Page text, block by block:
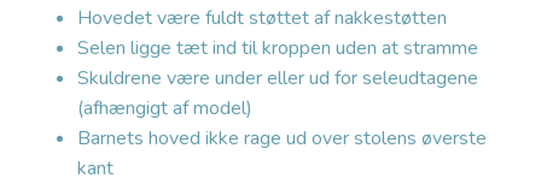
Hovedet være fuldt støttet af nakkestøtten
Selen ligge tæt ind til kroppen uden at stramme
Skuldrene være under eller ud for seleudtagene
(afhængigt af model)
Barnets hoved ikke rage ud over stolens øverste
kant